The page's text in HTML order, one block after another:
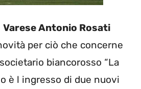
Varese Antonio Rosati
per ciò che concerne
biancorosso “La
è l ingresso di due nuovi